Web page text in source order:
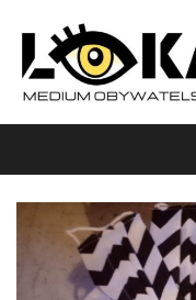
content